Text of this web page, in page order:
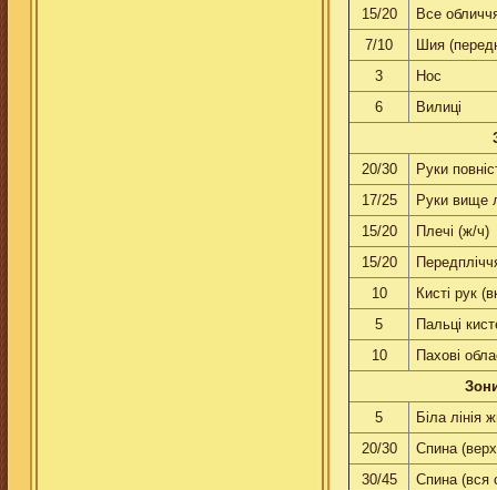
15/20
Все
7/10
Шия
3
Нос
6
Вилицi
20/30
Руки
17/25
Руки вище
15/20
Плечi (ж/ч)
15/20
10
Кистi рук
5
Пальцi
10
Паховi
5
Бiла лiнiя
20/30
Спина
30/45
Спина (вся